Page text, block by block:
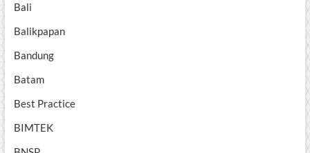
Bali
Balikpapan
Bandung
Batam
Best Practice
BIMTEK